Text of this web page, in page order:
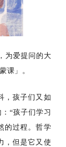
为爱提问的大
课」。
，孩子们又如
“孩子们学习
的过程。哲学
，但是它又使